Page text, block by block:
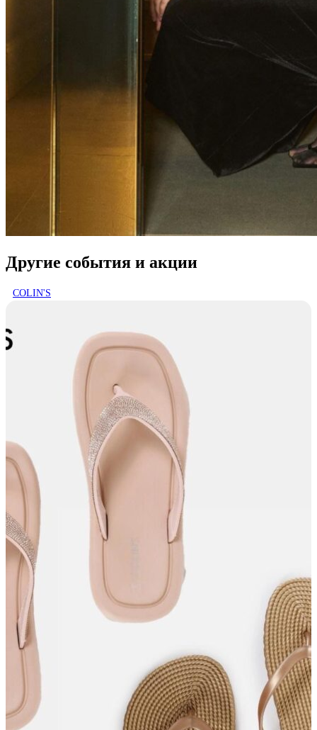
Другие события и акции
COLIN'S